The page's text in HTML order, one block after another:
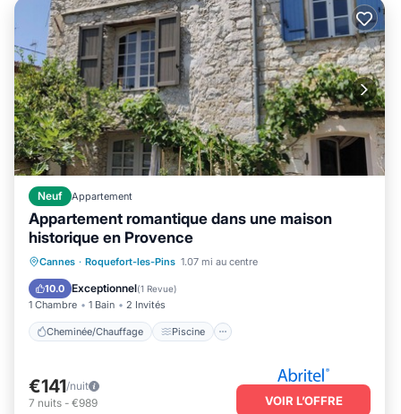
Neuf Appartement
Appartement romantique dans une maison
historique en Provence
Cannes · Roquefort-les-Pins 1.07 mi au centre
10.0 Exceptionnel(1 Revue)
1 Chambre 1 Bain 2 Invités
Cheminée/Chauffage Piscine
Cheminée/Chauffage
Piscine
Balcon/Terrasse
€141/nuit
7 nuits - €989 VOIR L’OFFRE